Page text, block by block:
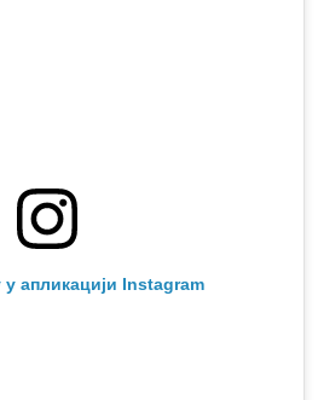
у апликацији Instagram